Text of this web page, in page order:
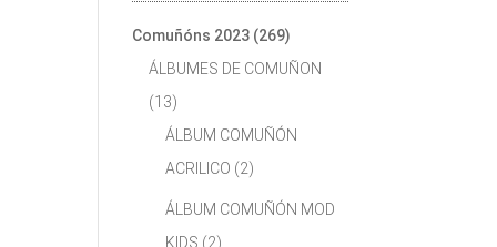
Comuñóns 2023 (269)
ÁLBUMES DE COMUÑON
(13)
ÁLBUM COMUÑÓN
ACRILICO (2)
ÁLBUM COMUÑÓN MOD
KIDS (2)